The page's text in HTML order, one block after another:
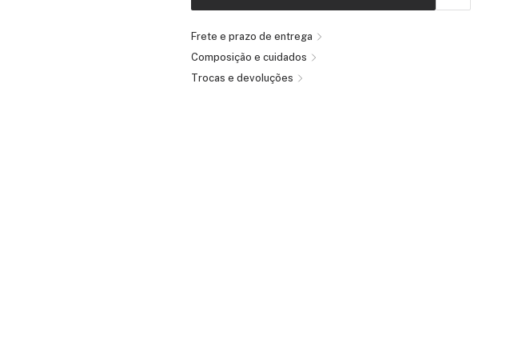
Frete e prazo de entrega
Composição e cuidados
Trocas e devoluções